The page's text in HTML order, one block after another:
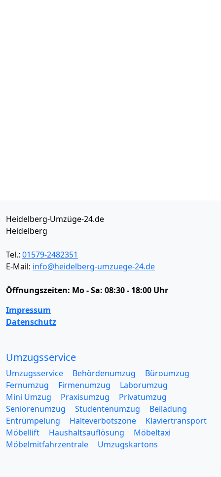
Heidelberg-Umzüge-24.de
Heidelberg
Tel.: 01579-2482351
E-Mail: info@heidelberg-umzuege-24.de
Öffnungszeiten: Mo - Sa: 08:30 - 18:00 Uhr
Impressum
Datenschutz
Umzugsservice
Umzugsservice Behördenumzug
Büroumzug
Fernumzug
Firmenumzug
Laborumzug
Mini Umzug
Praxisumzug
Privatumzug
Seniorenumzug
Studentenumzug
Beiladung
Entrümpelung
Halteverbotszone
Klaviertransport
Möbellift
Haushaltsauflösung
Möbeltaxi
Möbelmitfahrzentrale
Umzugskartons